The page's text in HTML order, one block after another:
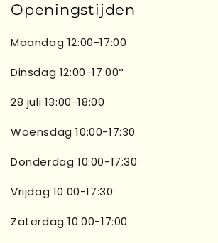
Openingstijden
Maandag 12:00-17:00
Dinsdag 12:00-17:00*
28 juli 13:00-18:00
Woensdag 10:00-17:30
Donderdag 10:00-17:30
Vrijdag 10:00-17:30
Zaterdag 10:00-17:00